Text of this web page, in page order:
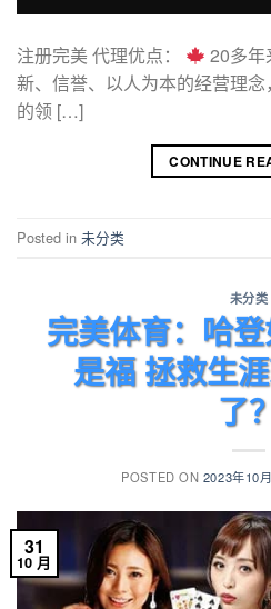
注册完美 代理优点：
20多年
新、信誉、以人为本的经营理
的领 […]
CONTINUE
Posted in 未分类
未分类
完美体育：哈
是福 拯救生
了？
POSTED ON 2023年10
31
10 月